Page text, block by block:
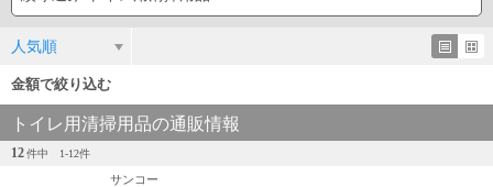
人気順
金額で絞り込む
トイレ用清掃用品の通販情報
12件中 1-12件
サンコー